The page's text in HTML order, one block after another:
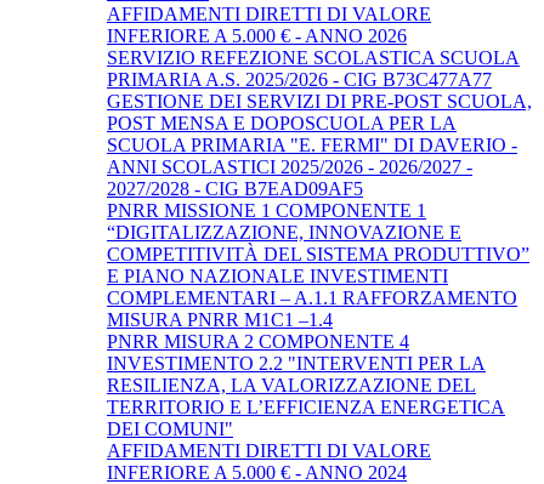
AFFIDAMENTI DIRETTI DI VALORE
INFERIORE A 5.000 € - ANNO 2026
SERVIZIO REFEZIONE SCOLASTICA SCUOLA
PRIMARIA A.S. 2025/2026 - CIG B73C477A77
GESTIONE DEI SERVIZI DI PRE-POST SCUOLA,
POST MENSA E DOPOSCUOLA PER LA
SCUOLA PRIMARIA "E. FERMI" DI DAVERIO -
ANNI SCOLASTICI 2025/2026 - 2026/2027 -
2027/2028 - CIG B7EAD09AF5
PNRR MISSIONE 1 COMPONENTE 1
“DIGITALIZZAZIONE, INNOVAZIONE E
COMPETITIVITÀ DEL SISTEMA PRODUTTIVO”
E PIANO NAZIONALE INVESTIMENTI
COMPLEMENTARI – A.1.1 RAFFORZAMENTO
MISURA PNRR M1C1 –1.4
PNRR MISURA 2 COMPONENTE 4
INVESTIMENTO 2.2 "INTERVENTI PER LA
RESILIENZA, LA VALORIZZAZIONE DEL
TERRITORIO E L’EFFICIENZA ENERGETICA
DEI COMUNI"
AFFIDAMENTI DIRETTI DI VALORE
INFERIORE A 5.000 € - ANNO 2024